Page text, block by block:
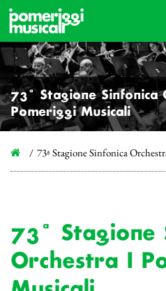
73ª Stagione Sinfonica
Pomeriggi Musicali
73ª Stagione Sinfonica
73ª Stagione
Orchestra I